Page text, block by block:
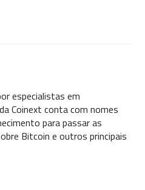
especialistas em
Coinext conta com nomes
para passar as
Bitcoin e outros principais